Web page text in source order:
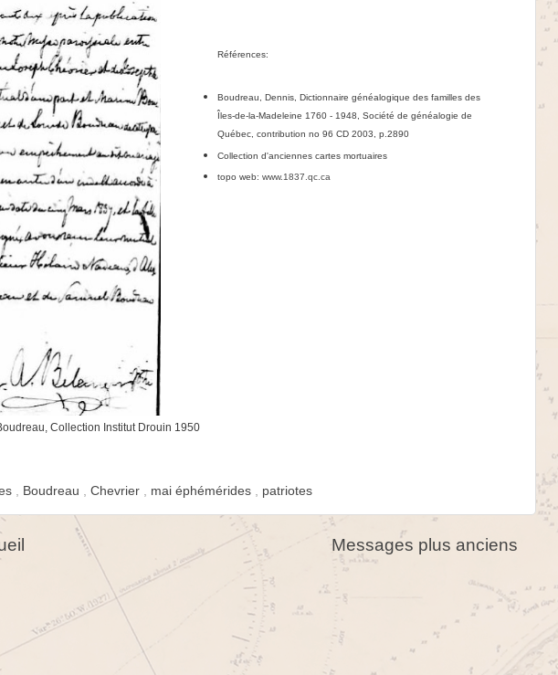
Collection Institut Drouin 1950
Références:
Boudreau, Dennis, Dictionnaire généalogique des familles des
Îles-de-la-Madeleine 1760 - 1948, Société de généalogie de
Québec, contribution no 96 CD 2003, p. 2890
Collection d'anciennes cartes mortuaires
topo web: www.1837.qc.ca
Boudreau Chevrier mai éphémérides patriotes
Messages plus anciens